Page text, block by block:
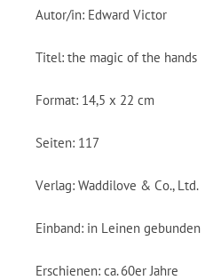
Autor/in: Edward Victor
Titel: the magic of the hands
Format: 14,5 x 22 cm
Seiten: 117
Verlag: Waddilove & Co., Ltd.
Einband: in Leinen gebunden
Erschienen: ca. 60er Jahre